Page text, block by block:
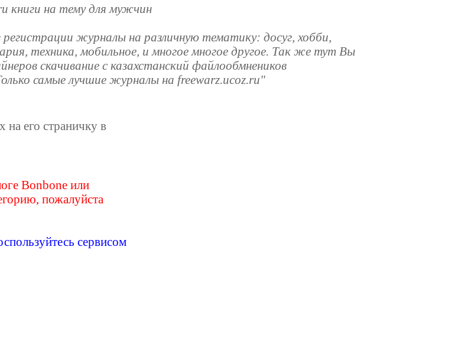
книги на тему для мужчин
регистрации журналы на различную тематику: досуг, хобби,
техника, мобильное, и многое многое другое. Так же тут Вы
скачивание с казахстанский файлообмнеников
самые лучшие журналы на freewarz.ucoz.ru"
на его страничку в
Bonbone или
пожалуйста
сервисом